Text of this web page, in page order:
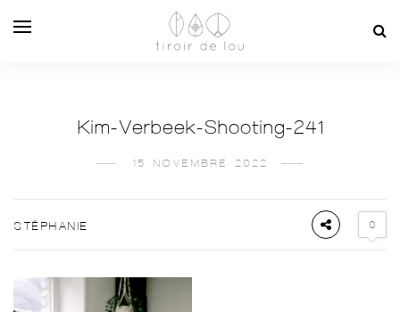
Kim-Verbeek-Shooting-241
15 NOVEMBRE 2022
STÉPHANIE 0